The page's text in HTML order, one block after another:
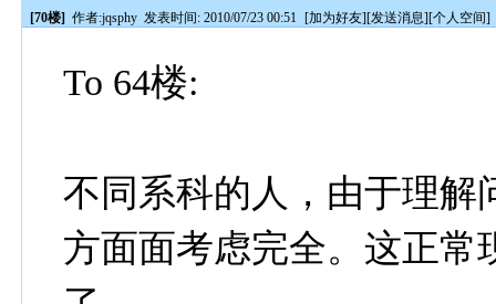
[70楼] 作者:jqsphy 发表时间: 2010/07/23 00:51 [加为好友][发送消息][个人空间]
To 64楼:
不同系科的人，由于理解
方面面考虑完全。这正常